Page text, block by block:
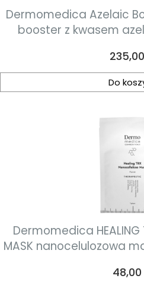
Dermomedica Azelaic Booster
booster z kwasem
problematycznej 50
produktuCena
Do
Dermomedica HEALING
MASK nanocelulozowa
Cena
48,00